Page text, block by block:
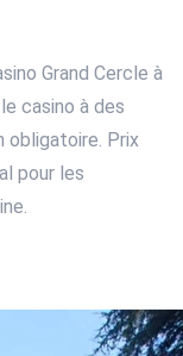
Grand Cercle à
casino à des
obligatoire. Prix
pour les